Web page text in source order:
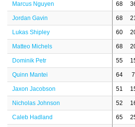
Marcus Nguyen 68
Jordan Gavin 68
Lukas Shipley 60
Matteo Michels 68
Dominik Petr 55
Quinn Mantei 64 7
Jaxon Jacobson 51
Nicholas Johnson 52
Caleb Hadland 65